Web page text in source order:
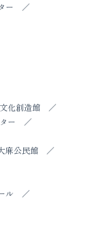
ー
化創造館
ー
麻公民館
ル